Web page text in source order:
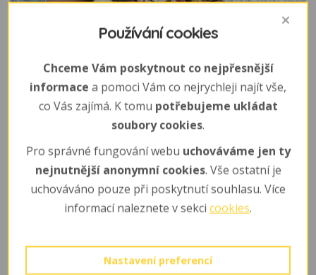
Používání cookies
Chceme Vám poskytnout co nejpřesnější
informace a pomoci Vám co nejrychleji najít vše,
co Vás zajímá. K tomu potřebujeme ukládat
soubory cookies.
Pro správné fungování webu uchováváme jen ty
nejnutnější anonymní cookies. Vše ostatní je
uchováváno pouze při poskytnutí souhlasu. Více
informací naleznete v sekci cookies.
Nastavení preferencí